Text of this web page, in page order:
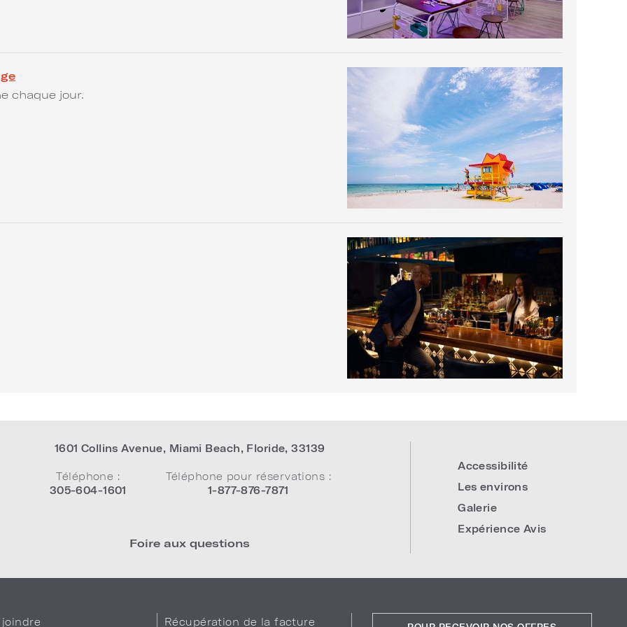
chaque jour.
1601 Collins Avenue, Miami Beach, Floride,33139
Téléphone :
305-604-1601
Téléphone pour réservations :
1-877-876-7871
Foire aux questions
Accessibilité
Les environs
Galerie
Expérience Avis
Récupération de la facture